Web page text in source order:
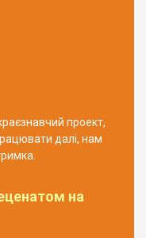
проект,
далі, нам
на